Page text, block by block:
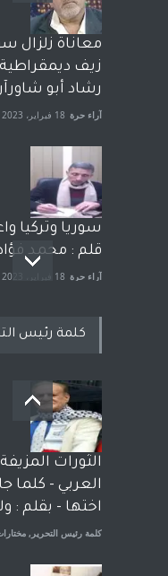
معاناة زلزال
زيف
رشاد أبو
آراء حرة 18 فبراير، 2023
سوريا وتركيا
قلم : محمد فؤاد
آراء حرة 18 فبراير، 2023
بعد معارك
وترافع فيها
الشيخ طارق
الحكومة
الجنسية عن
آراء حرة مختارات 7 أبريل، 2023
كلمة رئيس
الثورات
العربي - كلما
اختها - بقلم :
كلمة رئيس التحرير ,